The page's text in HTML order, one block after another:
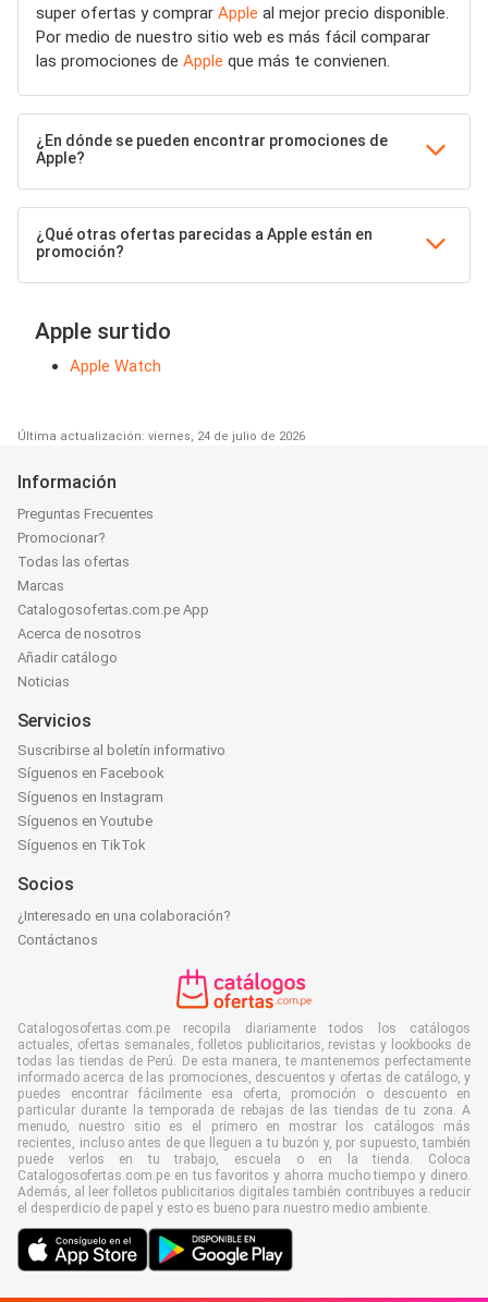
super ofertas y comprar Apple al mejor precio disponible.
Por medio de nuestro sitio web es más fácil comparar
las promociones de Apple que más te convienen.
¿En dónde se pueden encontrar promociones de
Apple?
¿Qué otras ofertas parecidas a Apple están en
promoción?
Apple surtido
Apple Watch
Última actualización: viernes, 24 de julio de 2026
Información
Preguntas Frecuentes
Promocionar?
Todas las ofertas
Marcas
Catalogosofertas.com.pe App
Acerca de nosotros
Añadir catálogo
Noticias
Servicios
Suscribirse al boletín informativo
Síguenos en Facebook
Síguenos en Instagram
Síguenos en Youtube
Síguenos en TikTok
Socios
¿Interesado en una colaboración?
Contáctanos
Catalogosofertas.com.pe recopila diariamente todos los catálogos
actuales, ofertas semanales, folletos publicitarios, revistas y lookbooks de
todas las tiendas de Perú. De esta manera, te mantenemos perfectamente
informado acerca de las promociones, descuentos y ofertas de catálogo, y
puedes encontrar fácilmente esa oferta, promoción o descuento en
particular durante la temporada de rebajas de las tiendas de tu zona. A
menudo, nuestro sitio es el primero en mostrar los catálogos más
recientes, incluso antes de que lleguen a tu buzón y, por supuesto, también
puede verlos en tu trabajo, escuela o en la tienda. Coloca
Catalogosofertas.com.pe en tus favoritos y ahorra mucho tiempo y dinero.
Además, al leer folletos publicitarios digitales también contribuyes a reducir
el desperdicio de papel y esto es bueno para nuestro medio ambiente.